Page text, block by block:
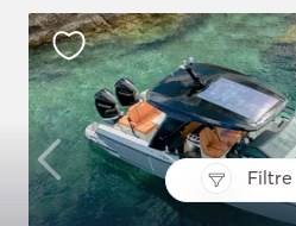
Filtre